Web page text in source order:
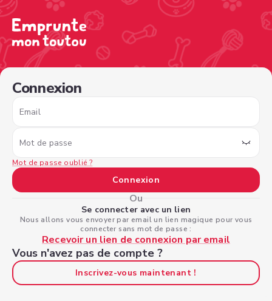
Connexion
Email
Mot de passe
Mot de passe oublié ?
Connexion
Ou
Se connecter avec un lien
Nous allons vous envoyer par email un lien magique pour vous
connecter sans mot de passe :
Recevoir un lien de connexion par email
Vous n'avez pas de compte ?
Inscrivez-vous maintenant !
/sign-in?nextPage=%2Fview-profile%2F11b7be37-4c0b-